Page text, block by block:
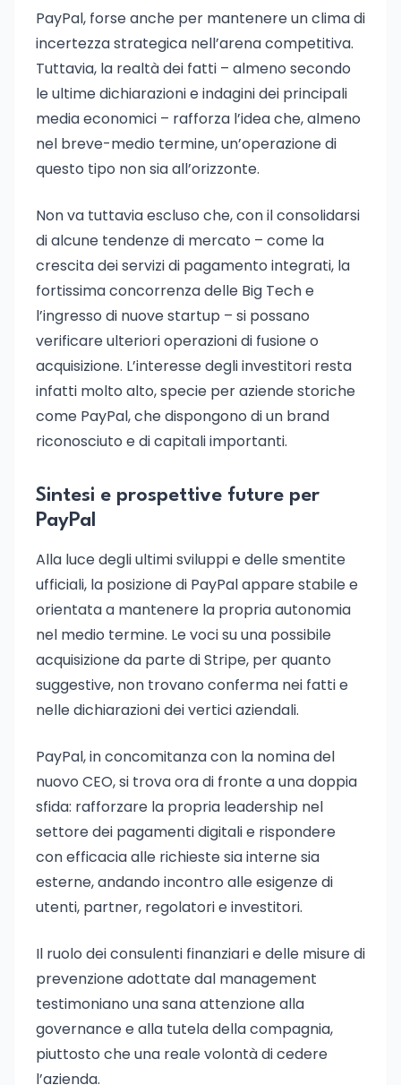
PayPal, forse anche per mantenere un clima di
incertezza strategica nell’arena competitiva.
Tuttavia, la realtà dei fatti – almeno secondo
le ultime dichiarazioni e indagini dei principali
media economici – rafforza l’idea che, almeno
nel breve-medio termine, un’operazione di
questo tipo non sia all’orizzonte.
Non va tuttavia escluso che, con il consolidarsi
di alcune tendenze di mercato – come la
crescita dei servizi di pagamento integrati, la
fortissima concorrenza delle Big Tech e
l’ingresso di nuove startup – si possano
verificare ulteriori operazioni di fusione o
acquisizione. L’interesse degli investitori resta
infatti molto alto, specie per aziende storiche
come PayPal, che dispongono di un brand
riconosciuto e di capitali importanti.
Sintesi e prospettive future per
PayPal
Alla luce degli ultimi sviluppi e delle smentite
ufficiali, la posizione di PayPal appare stabile e
orientata a mantenere la propria autonomia
nel medio termine. Le voci su una possibile
acquisizione da parte di Stripe, per quanto
suggestive, non trovano conferma nei fatti e
nelle dichiarazioni dei vertici aziendali.
PayPal, in concomitanza con la nomina del
nuovo CEO, si trova ora di fronte a una doppia
sfida: rafforzare la propria leadership nel
settore dei pagamenti digitali e rispondere
con efficacia alle richieste sia interne sia
esterne, andando incontro alle esigenze di
utenti, partner, regolatori e investitori.
Il ruolo dei consulenti finanziari e delle misure di
prevenzione adottate dal management
testimoniano una sana attenzione alla
governance e alla tutela della compagnia,
piuttosto che una reale volontà di cedere
l’azienda.